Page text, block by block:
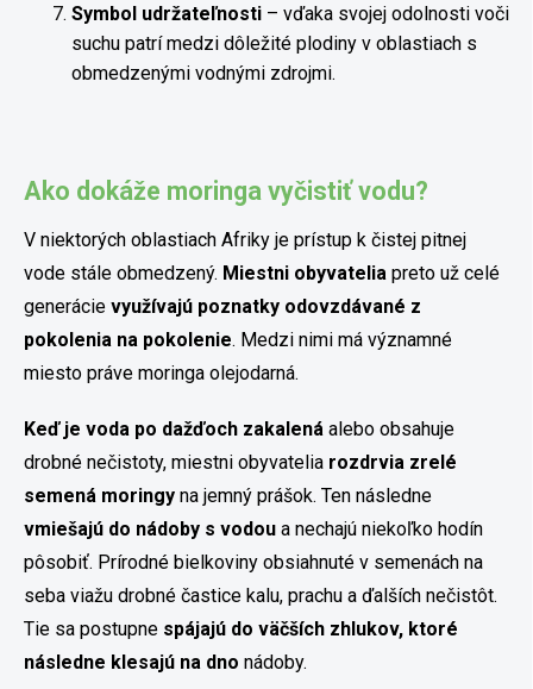
Symbol udržateľnosti – vďaka svojej odolnosti voči
suchu patrí medzi dôležité plodiny v oblastiach s
obmedzenými vodnými zdrojmi.
Ako dokáže moringa vyčistiť vodu?
V niektorých oblastiach Afriky je prístup k čistej pitnej
vode stále obmedzený. Miestni obyvatelia preto už celé
generácie využívajú poznatky odovzdávané z
pokolenia na pokolenie. Medzi nimi má významné
miesto práve moringa olejodarná.
Keď je voda po dažďoch zakalená alebo obsahuje
drobné nečistoty, miestni obyvatelia rozdrvia zrelé
semená moringy na jemný prášok. Ten následne
vmiešajú do nádoby s vodou a nechajú niekoľko hodín
pôsobiť. Prírodné bielkoviny obsiahnuté v semenách na
seba viažu drobné častice kalu, prachu a ďalších nečistôt.
Tie sa postupne spájajú do väčších zhlukov, ktoré
následne klesajú na dno nádoby.